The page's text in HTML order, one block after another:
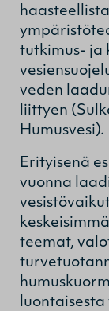
tutkimus- ja
veden
liittyen
Humusvesi).
Erityisenä
vuonna
teemat,